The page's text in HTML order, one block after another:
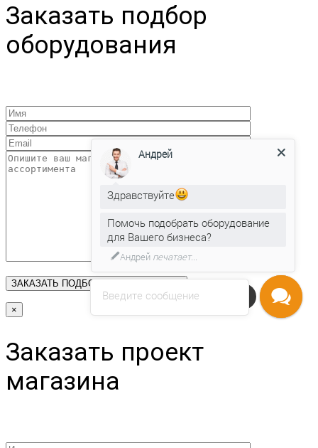
Заказать подбор
оборудования
×
Заказать проект
магазина
Напишите нам
Введите сообщение
Андрей
Здравствуйте
Помочь подобрать оборудование
для Вашего бизнеса?
Андрейпечатает...